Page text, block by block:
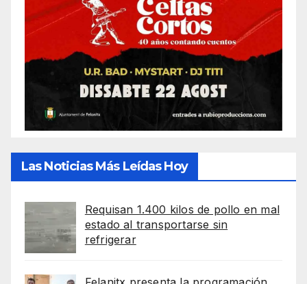
Las Noticias Más Leídas Hoy
Requisan 1.400 kilos de pollo en mal
estado al transportarse sin
refrigerar